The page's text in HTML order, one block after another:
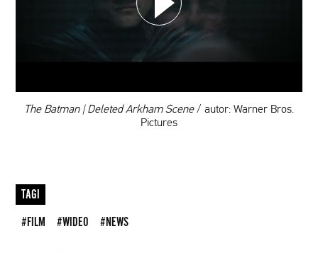
00:00
The Batman | Deleted Arkham Scene/ autor: Warner Bros.
Pictures
TAGI
#FILM #WIDEO #NEWS